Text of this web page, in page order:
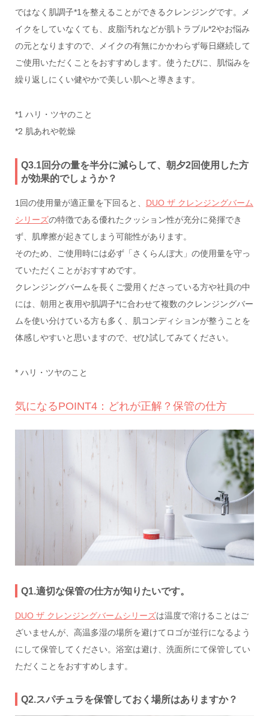
ではなく肌調子*1を整えることができるクレンジングです。メ
イクをしていなくても、皮脂汚れなどが肌トラブル*2やお悩み
の元となりますので、メイクの有無にかかわらず毎日継続して
ご使用いただくことをおすすめします。使うたびに、肌悩みを
繰り返しにくい健やかで美しい肌へと導きます。
*1 ハリ・ツヤのこと
*2 肌あれや乾燥
Q3.1回分の量を半分に減らして、朝夕2回使用した方
が効果的でしょうか？
1回の使用量が適正量を下回ると、 DUO ザ クレンジングバーム
シリーズの特徴である優れたクッション性が充分に発揮でき
ず、肌摩擦が起きてしまう可能性があります。
そのため、ご使用時には必ず「さくらんぼ大」の使用量を守っ
ていただくことがおすすめです。
クレンジングバームを長くご愛用くださっている方や社員の中
には、朝用と夜用や肌調子*に合わせて複数のクレンジングバー
ムを使い分けている方も多く、肌コンディションが整うことを
体感しやすいと思いますので、ぜひ試してみてください。
* ハリ・ツヤのこと
気になるPOINT4：どれが正解？保管の仕方
Q1.適切な保管の仕方が知りたいです。
DUO ザ クレンジングバームシリーズは温度で溶けることはご
ざいませんが、高温多湿の場所を避けてロゴが並行になるよう
にして保管してください。浴室は避け、洗面所にて保管してい
ただくことをおすすめします。
Q2.スパチュラを保管しておく場所はありますか？